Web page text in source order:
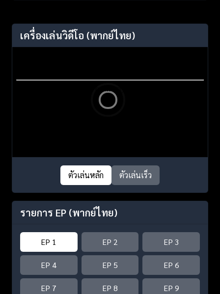
เครื่องเล่นวิดีโอ (พากย์ไทย)
ตัวเล่นหลัก ตัวเล่นเร็ว
รายการ EP (พากย์ไทย)
EP 1 EP 2 EP 3
EP 4 EP 5 EP 6
EP 7 EP 8 EP 9